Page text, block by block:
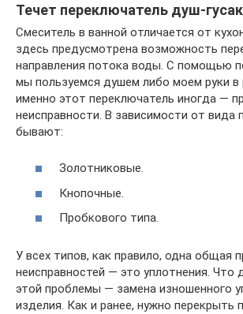
Течет переключатель душ-гусак
Смеситель в ванной отличается от
здесь предусмотрена возможность
направления потока воды. С помощью
мы пользуемся душем либо моем руки в
именно этот переключатель иногда —
неисправности. В зависимости от вида
бывают:
Золотниковые.
Кнопочные.
Пробкового типа.
У всех типов, как правило, одна общая
неисправностей — это уплотнения. Что
этой проблемы — замена изношенного
изделия. Как и ранее, нужно перекрыть